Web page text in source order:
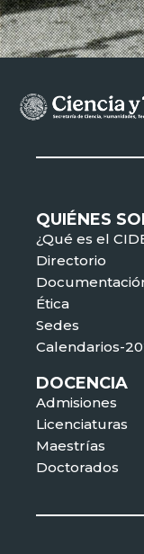
QUIÉNES
¿Qué es el
Directorio
Ética
Sedes
Calendarios-
DOCENCIA
Admisiones
Licenciaturas
Maestrías
Doctorados